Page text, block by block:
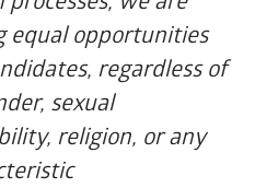
equal opportunities
regardless of
sexual
religion, or any